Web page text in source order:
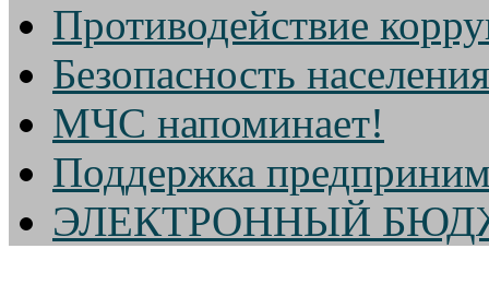
Противодействие
Безопасность населения
МЧС напоминает!
Поддержка
ЭЛЕКТРОННЫЙ